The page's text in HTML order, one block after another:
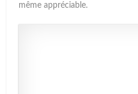
même appréciable.